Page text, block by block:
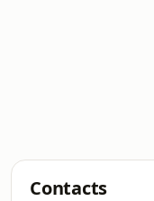
Contacts